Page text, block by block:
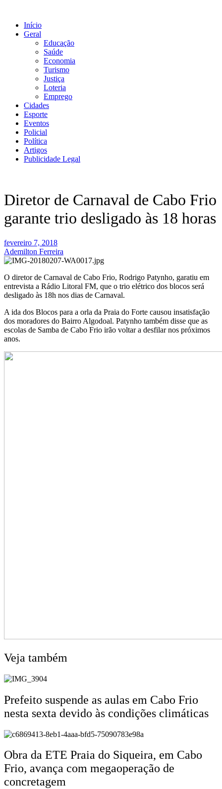
conteúdo
Início
Geral
Educação
Saúde
Economia
Turismo
Justiça
Loteria
Emprego
Cidades
Esporte
Eventos
Policial
Política
Artigos
Publicidade Legal
Diretor de Carnaval de Cabo Frio
garante trio desligado às 18 horas
fevereiro 7, 2018
Ademilton Ferreira
O diretor de Carnaval de Cabo Frio, Rodrigo Patynho, garatiu em
entrevista a Rádio Litoral FM, que o trio elétrico dos blocos será
desligado às 18h nos dias de Carnaval.
A ida dos Blocos para a orla da Praia do Forte causou insatisfação
dos moradores do Bairro Algodoal. Patynho também disse que as
escolas de Samba de Cabo Frio irão voltar a desfilar nos próximos
anos.
Veja também
Prefeito suspende as aulas em Cabo Frio
nesta sexta devido às condições climáticas
Obra da ETE Praia do Siqueira, em Cabo
Frio, avança com megaoperação de
concretagem